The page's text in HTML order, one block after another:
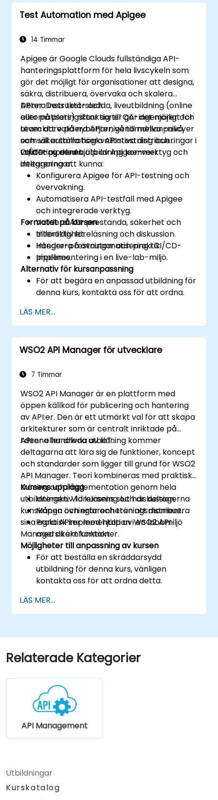
vanliga integrationsmönster.
Test Automation med Apigee
14 Timmar
Apigee är Google Clouds fullständiga API-
hanteringsplattform för hela livscykeln som
gör det möjligt för organisationer att designa,
säkra, distribuera, övervaka och skalera
API:er. Dess test- och
automatiseringsfunktioner gör det möjligt för
team att validera API:er, genomdriva policyer
och säkerställa högkvalitativa distribueringar i
CI/CD-pipelines.
Denna instruktörsledda, liveutbildning (online
eller på plats) riktar sig till QA-ingenjörer och
utvecklare på nybörjarnivå till mellan-nivå
som vill automatisera API-testning och
validering med hjälp av Apigee-verktyg och
integreringar.
I slutet av denna utbildning kommer
deltagarna att kunna:
Konfigurera Apigee för API-testning och
övervakning.
Automatisera API-testfall med Apigee
och integrerade verktyg.
Validera API-prestanda, säkerhet och
tillförlitlighet.
Integrera testautomatisering i CI/CD-
pipelines.
Formatet på kursen
Interaktiv föreläsning och diskussion.
Händer-på övningar och praktik.
Implementering i en live-lab-miljö.
Alternativ för kursanpassning
För att begära en anpassad utbildning för
denna kurs, kontakta oss för att ordna.
LÄS MER...
WSO2 API Manager för utvecklare
7 Timmar
WSO2 API Manager är en plattform med
öppen källkod för publicering och hantering
av API:er. Den är ett utmärkt val för att skapa
arkitekturer som är centralt inriktade på
API:er eller drivna av IoT.
I denna handleda utbildning kommer
deltagarna att lära sig de funktioner, koncept
och standarder som ligger till grund för WSO2
API Manager. Teori kombineras med praktisk
träning och implementation genom hela
utbildningen. Vid kursens slut har deltagerna
kunskapen och erfarenheten att distribuera
sina egna API:er med hjälp av WSO2 API
Managers kärnfunktioner.
Kursens upplägg
Interaktiv föreläsning och diskussion.
Många övningar och träningsmoment.
Praktisk implementation i en labbmiljö
med direkt kontakt.
Möjligheter till anpassning av kursen
För att beställa en skräddarsydd
utbildning för denna kurs, vänligen
kontakta oss för att ordna detta.
LÄS MER...
Relaterade Kategorier
API Management
Utbildningar
Kurskatalog